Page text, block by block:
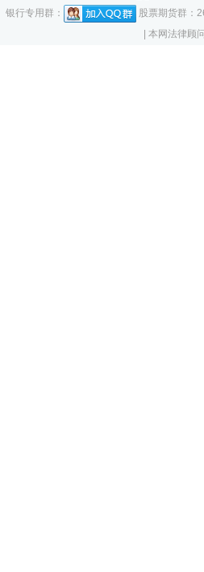
银行专用群：
股票期货群：
| 本网法律顾